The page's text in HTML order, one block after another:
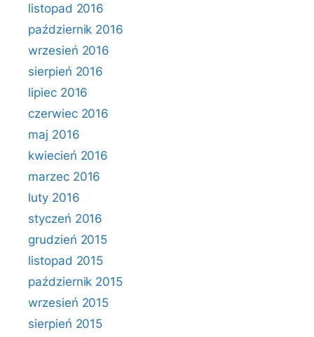
listopad 2016
październik 2016
wrzesień 2016
sierpień 2016
lipiec 2016
czerwiec 2016
maj 2016
kwiecień 2016
marzec 2016
luty 2016
styczeń 2016
grudzień 2015
listopad 2015
październik 2015
wrzesień 2015
sierpień 2015